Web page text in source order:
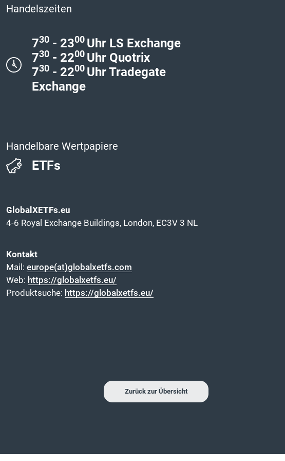
Handelszeiten
730- 2300 Uhr LS Exchange
730- 2200 Uhr Quotrix
730- 2200 Uhr Tradegate
Exchange
Handelbare Wertpapiere
ETFs
GlobalXETFs.eu
4-6 Royal Exchange Buildings, London, EC3V 3 NL
Kontakt
Mail: europe(at)globalxetfs.com
Web: https://globalxetfs.eu/
Produktsuche: https://globalxetfs.eu/
Zurück zur Übersicht